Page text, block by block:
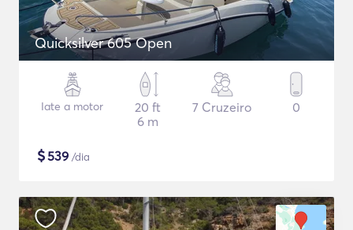
Quicksilver 605 Open
Iate a motor
20 ft
6 m
7 Cruzeiro 0
$539 /dia